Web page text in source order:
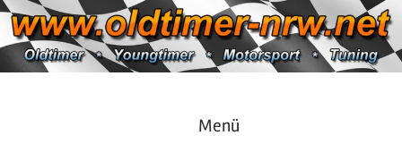
Zum
Inhalt
springen
https://oldtimer-
Menü